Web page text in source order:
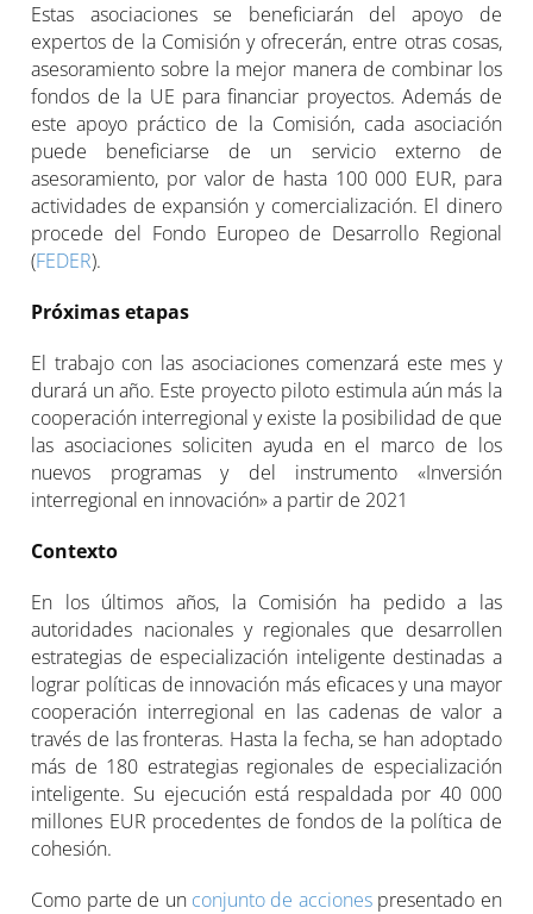
Estas asociaciones se beneficiarán del apoyo de
expertos de la Comisión y ofrecerán, entre otras cosas,
asesoramiento sobre la mejor manera de combinar los
fondos de la UE para financiar proyectos. Además de
este apoyo práctico de la Comisión, cada asociación
puede beneficiarse de un servicio externo de
asesoramiento, por valor de hasta 100 000 EUR, para
actividades de expansión y comercialización. El dinero
procede del Fondo Europeo de Desarrollo Regional
(FEDER).
Próximas etapas
El trabajo con las asociaciones comenzará este mes y
durará un año. Este proyecto piloto estimula aún más la
cooperación interregional y existe la posibilidad de que
las asociaciones soliciten ayuda en el marco de los
nuevos programas y del instrumento «Inversión
interregional en innovación» a partir de 2021
Contexto
En los últimos años, la Comisión ha pedido a las
autoridades nacionales y regionales que desarrollen
estrategias de especialización inteligente destinadas a
lograr políticas de innovación más eficaces y una mayor
cooperación interregional en las cadenas de valor a
través de las fronteras. Hasta la fecha, se han adoptado
más de 180 estrategias regionales de especialización
inteligente. Su ejecución está respaldada por 40 000
millones EUR procedentes de fondos de la política de
cohesión.
Como parte de un conjunto de accionespresentado en